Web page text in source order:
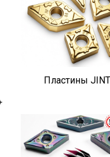
Пластины